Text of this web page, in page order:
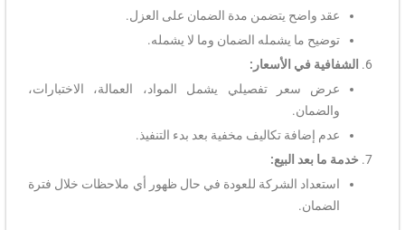
عقد واضح يتضمن مدة الضمان على العزل.
توضيح ما يشمله الضمان وما لا يشمله.
الشفافية في الأسعار:
عرض سعر تفصيلي يشمل المواد، العمالة، الاختبارات،
والضمان.
عدم إضافة تكاليف مخفية بعد بدء التنفيذ.
خدمة ما بعد البيع:
استعداد الشركة للعودة في حال ظهور أي ملاحظات خلال فترة
الضمان.